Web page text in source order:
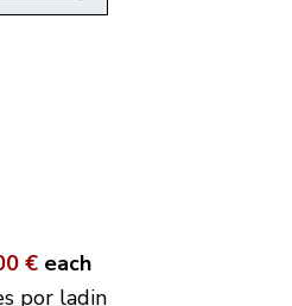
€ each
por ladin